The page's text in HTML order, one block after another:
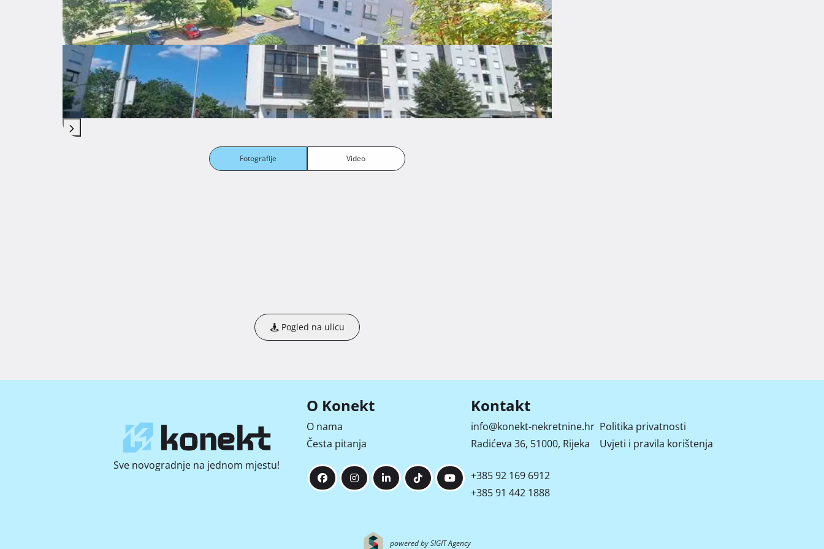
Fotografije Video
Pogodan za invalide, studente, obitelji s više djece za najam ili samce. Režije su, ponavljam, minimalne.
Stan posjeduje energetski certifikat. Nema troškova agencije! Nema tereta!
63. Suvlasnički dio: 88/10000 ETAŽNO VLASNIŠTVO (E-62)
(stan broj 21 – netto korisne površine 67,50 m2, neodvojivo
povezano sa vlasništvom spremišta broj S4 u podrumu površine 3,19 m2, netto korisne površine
1,60 m2, što ukupno čini netto ukupnu korisnu površinu 69,10 m2, ulaz 1 )
Kontakt: 098/9078440
Pogled na ulicu
Sve novogradnje na jednom mjestu!
O Konekt
O nama
Česta pitanja
Kontakt
info@konekt-nekretnine.hr
Radićeva 36, 51000, Rijeka
+385 92 169 6912
+385 91 442 1888
Politika privatnosti
Uvjeti i pravila korištenja
powered by SIGIT Agency